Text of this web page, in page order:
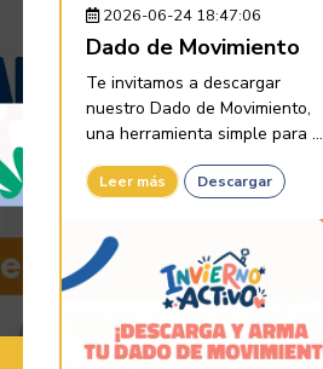
2026-06-24 18:47:06
Dado de Movimiento
Te invitamos a descargar
nuestro Dado de Movimiento,
una herramienta simple para ...
Leer más Descargar